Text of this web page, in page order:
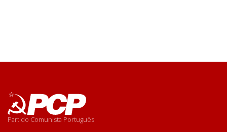
Partido Comunista Português